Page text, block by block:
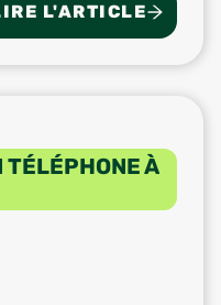
L'ARTICLE
TÉLÉPHONE À